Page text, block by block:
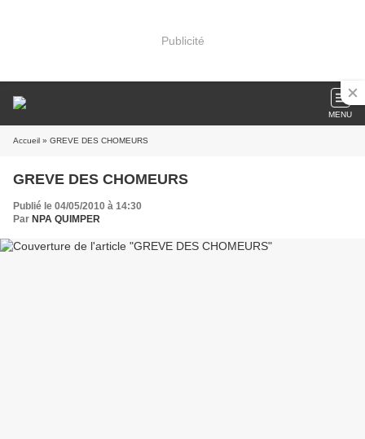
Publicité
MENU
Accueil » GREVE DES CHOMEURS
GREVE DES CHOMEURS
Publié le 04/05/2010 à 14:30
Par NPA QUIMPER